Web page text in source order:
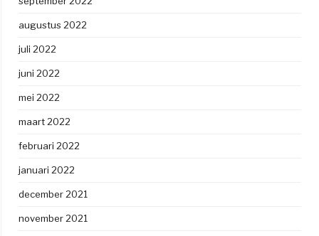
augustus 2022
juli 2022
juni 2022
mei 2022
maart 2022
februari 2022
januari 2022
december 2021
november 2021